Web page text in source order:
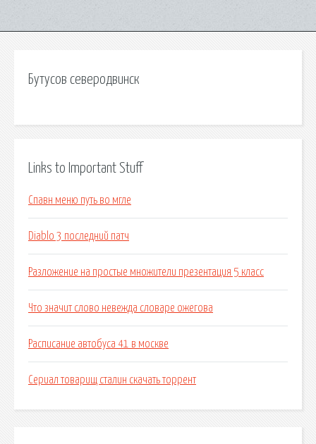
Бутусов северодвинск
Links to Important Stuff
Спавн меню путь во мгле
Diablo 3 последний патч
Разложение на простые множители презентация 5 класс
Что значит слово невежда словаре ожегова
Расписание автобуса 41 в москве
Сериал товарищ сталин скачать торрент